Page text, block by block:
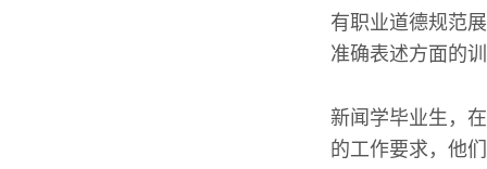
有职业道德规范
准确表述方面的
新闻学毕业生，
的工作要求，他